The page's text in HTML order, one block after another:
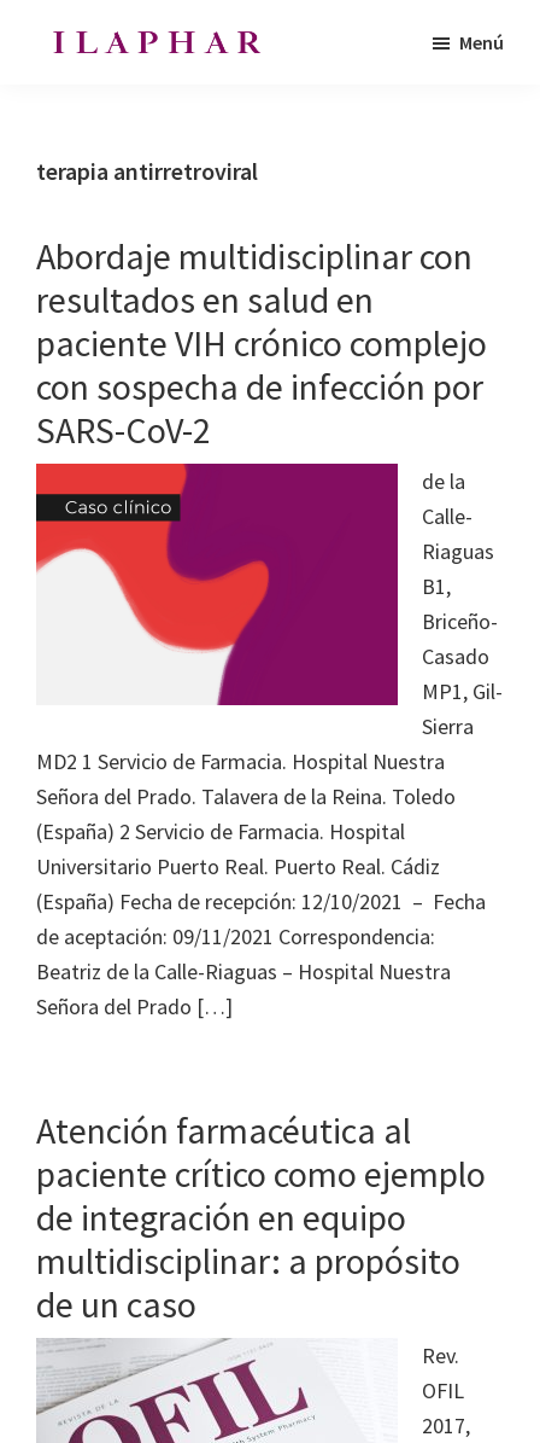
página
la
la
Organización
Farmacéuticos
|
Ibero-
latinoamericanos
|
Ibero
American
Journal
of
Menú
terapia antirretroviral
Abordaje multidisciplinar con
resultados en salud en
paciente VIH crónico complejo
con sospecha de infección por
SARS-CoV-2
de la
Calle-
Riaguas
B1,
Briceño-
Casado
MP1, Gil-
Sierra
MD2 1 Servicio de Farmacia. Hospital Nuestra
Señora del Prado. Talavera de la Reina. Toledo
(España) 2 Servicio de Farmacia. Hospital
Universitario Puerto Real. Puerto Real. Cádiz
(España) Fecha de recepción: 12/10/2021 – Fecha
de aceptación: 09/11/2021 Correspondencia:
Beatriz de la Calle-Riaguas – Hospital Nuestra
Señora del Prado […]
Atención farmacéutica al
paciente crítico como ejemplo
de integración en equipo
multidisciplinar: a propósito
de un caso
Rev.
OFIL
2017,